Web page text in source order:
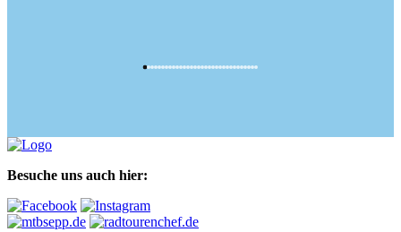
Besuche uns auch hier: